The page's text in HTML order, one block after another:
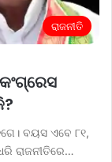
ରାଜନୀତି
ବୟସ ଏବେ ୮୧,
ରାଜନୀତିରେ…